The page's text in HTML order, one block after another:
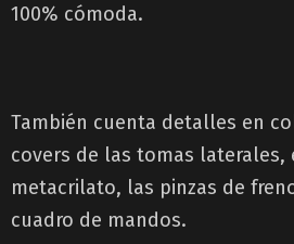
100% cómoda.
También cuenta detalles en
covers de las tomas laterales,
metacrilato, las pinzas de
cuadro de mandos.